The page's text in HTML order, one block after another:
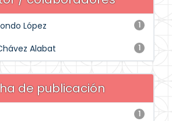
1
López
1
Alabat
de publicación
1